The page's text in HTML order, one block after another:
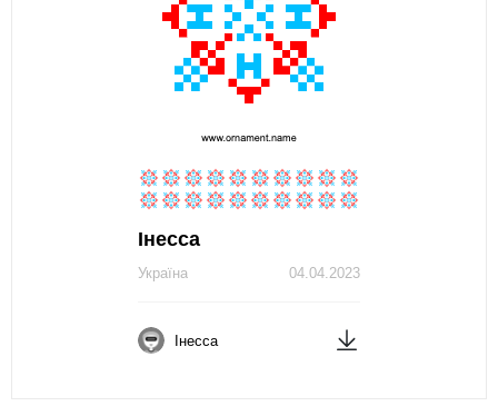
Інесса
04.04.2023
Україна
Інесса